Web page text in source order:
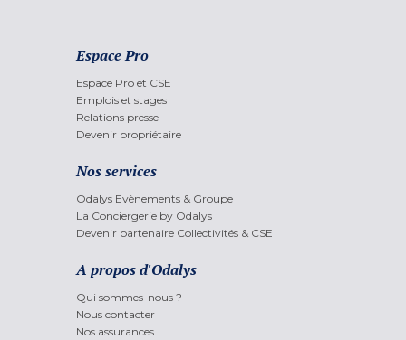
Espace Pro
Espace Pro et CSE
Emplois et stages
Relations presse
Devenir propriétaire
Nos services
Odalys Evènements & Groupe
La Conciergerie by Odalys
Devenir partenaire Collectivités & CSE
A propos d'Odalys
Qui sommes-nous ?
Nous contacter
Nos assurances